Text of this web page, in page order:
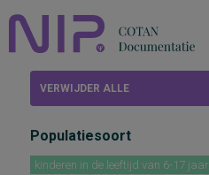
VERWIJDER ALLE
Populatiesoort
kinderen in de leeftijd van 6-17 jaar